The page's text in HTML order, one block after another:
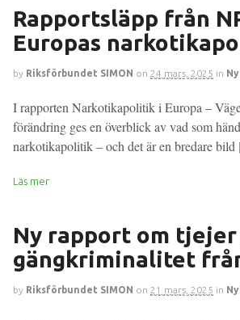
Rapportsläpp från
Europas
by Riksförbundet SIMON on 24 mars, 2025 in
I rapporten Narkotikapolitik i Europa –
förändring ges en överblick av vad som
narkotikapolitik – och det är en bredare
Läs mer
Ny rapport om
gängkriminalitet
by Riksförbundet SIMON on 21 mars, 2025 in